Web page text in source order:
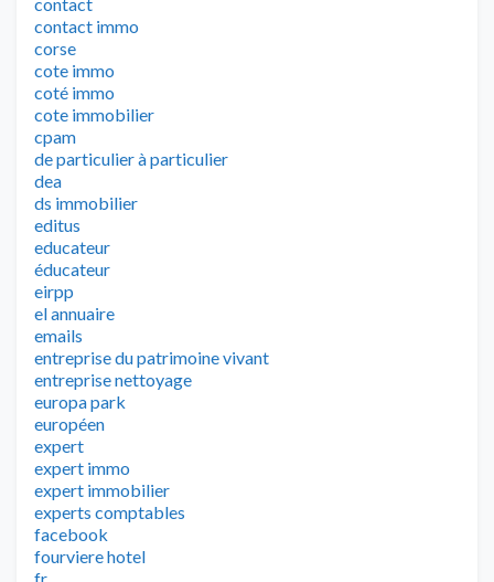
contact immo
corse
cote immo
coté immo
cote immobilier
cpam
de particulier à particulier
dea
ds immobilier
editus
educateur
éducateur
eirpp
el annuaire
emails
entreprise du patrimoine vivant
entreprise nettoyage
europa park
européen
expert
expert immo
expert immobilier
experts comptables
facebook
fourviere hotel